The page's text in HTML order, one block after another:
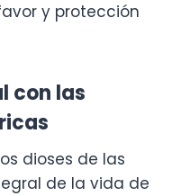
y protección
con las
dioses de las
de la vida de